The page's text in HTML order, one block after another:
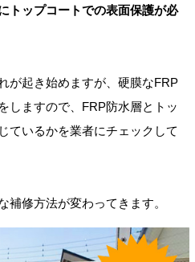
トップコートでの表面保護が必
が起き始めますが、硬膜なFRP
しますので、FRP防水層とトッ
ているかを業者にチェックして
補修方法が変わってきます。